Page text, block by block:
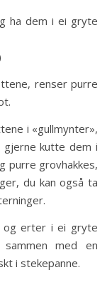
ha dem i ei gryte
renser purre
i «gullmynter»,
kutte dem i
purre grovhakkes,
du kan også ta
og erter i ei gryte
med en
i stekepanne.